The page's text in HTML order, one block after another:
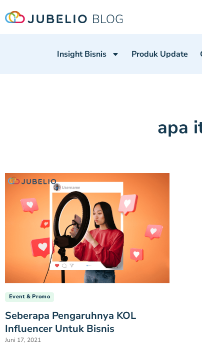
Insight Bisnis Produk Update
apa
Event & Promo
Seberapa Pengaruhnya KOL
Influencer Untuk Bisnis
Juni 17, 2021